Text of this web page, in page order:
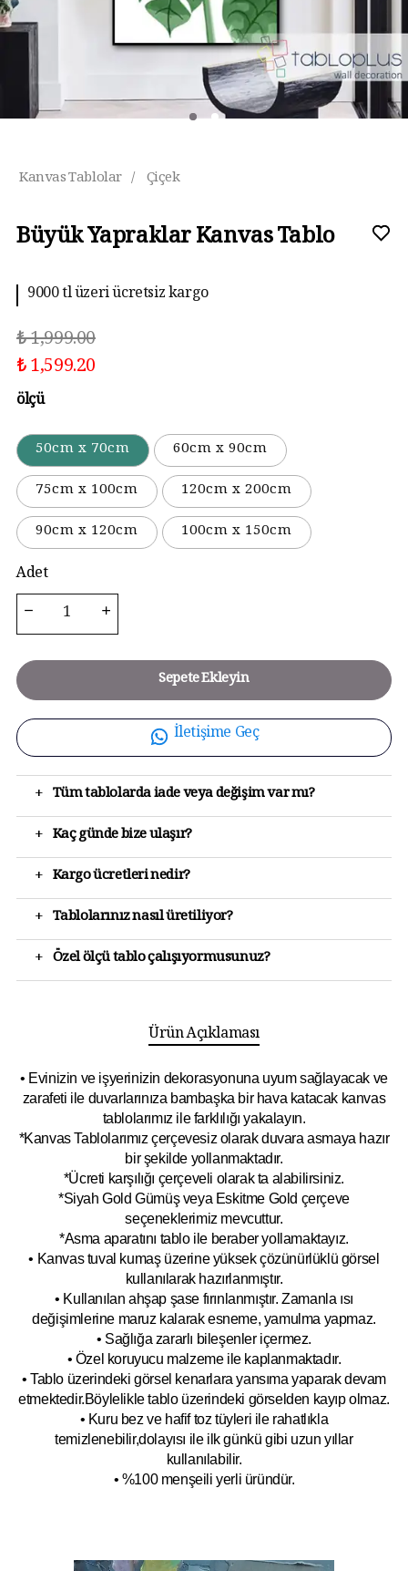
Kanvas Tablolar / Çiçek
Büyük Yapraklar Kanvas Tablo
9000 tl üzeri ücretsiz kargo
₺ 1,999.00
₺ 1,599.20
ölçü
50cm x 70cm
60cm x 90cm
75cm x 100cm
120cm x 200cm
90cm x 120cm
100cm x 150cm
Adet
Sepete Ekleyin
İletişime Geç
+ Tüm tablolarda iade veya değişim var mı?
+ Kaç günde bize ulaşır?
+ Kargo ücretleri nedir?
+ Tablolarınız nasıl üretiliyor?
+ Özel ölçü tablo çalışıyormusunuz?
Ürün Açıklaması
• Evinizin ve işyerinizin dekorasyonuna uyum sağlayacak ve
zarafeti ile duvarlarınıza bambaşka bir hava katacak kanvas
tablolarımız ile farklılığı yakalayın.
*Kanvas Tablolarımız çerçevesiz olarak duvara asmaya hazır
bir şekilde yollanmaktadır.
*Ücreti karşılığı çerçeveli olarak ta alabilirsiniz.
*Siyah Gold Gümüş veya Eskitme Gold çerçeve
seçeneklerimiz mevcuttur.
*Asma aparatını tablo ile beraber yollamaktayız.
• Kanvas tuval kumaş üzerine yüksek çözünürlüklü görsel
kullanılarak hazırlanmıştır.
• Kullanılan ahşap şase fırınlanmıştır. Zamanla ısı
değişimlerine maruz kalarak esneme, yamulma yapmaz.
• Sağlığa zararlı bileşenler içermez.
• Özel koruyucu malzeme ile kaplanmaktadır.
• Tablo üzerindeki görsel kenarlara yansıma yaparak devam
etmektedir.Böylelikle tablo üzerindeki görselden kayıp olmaz.
• Kuru bez ve hafif toz tüyleri ile rahatlıkla
temizlenebilir,dolayısı ile ilkgünkü gibi uzun yıllar
kullanılabilir.
• %100 menşeili yerli üründür.